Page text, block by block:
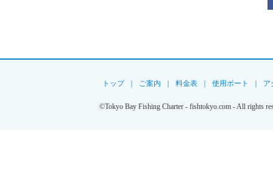
トップ ご案内 料金表 使用ボート ア
©Tokyo Bay Fishing Charter - fishtokyo.com - All rights